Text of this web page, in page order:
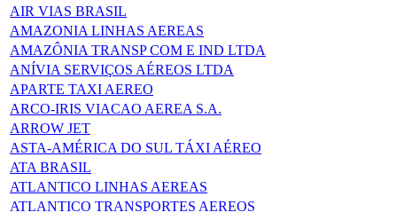
AIR VIAS BRASIL
AMAZONIA LINHAS AEREAS
AMAZÔNIA TRANSP COM E IND LTDA
ANÍVIA SERVIÇOS AÉREOS LTDA
APARTE TAXI AEREO
ARCO-IRIS VIACAO AEREA S.A.
ARROW JET
ASTA-AMÉRICA DO SUL TÁXI AÉREO
ATA BRASIL
ATLANTICO LINHAS AEREAS
ATLANTICO TRANSPORTES AEREOS